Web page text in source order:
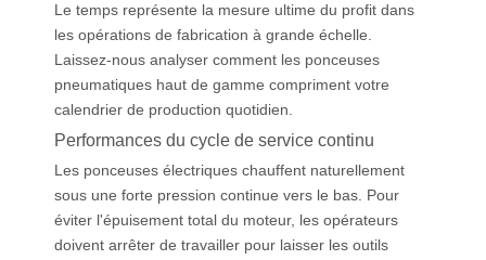
Le temps représente la mesure ultime du profit dans
les opérations de fabrication à grande échelle.
Laissez-nous analyser comment les ponceuses
pneumatiques haut de gamme compriment votre
calendrier de production quotidien.
Performances du cycle de service continu
Les ponceuses électriques chauffent naturellement
sous une forte pression continue vers le bas. Pour
éviter l'épuisement total du moteur, les opérateurs
doivent arrêter de travailler pour laisser les outils